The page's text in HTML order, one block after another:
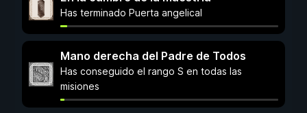
Has terminado Puerta angelical
Mano derecha del Padre de Todos
Has conseguido el rango S en todas las
misiones